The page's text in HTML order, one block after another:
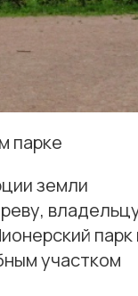
парке
земли
парк
участком